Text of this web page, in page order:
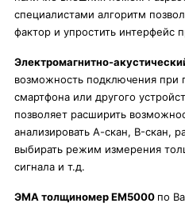
специалистами алгоритм
фактор и упростить интерфейс
Электромагнитно-
возможность подключения
смартфона или другого
позволяет расширить
анализировать А-скан, B-скан,
выбирать режим измерения
сигнала и т.д.
ЭМА толщиномер ЕМ5000 по